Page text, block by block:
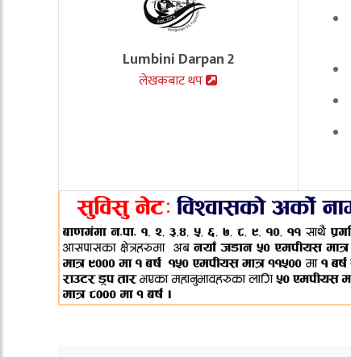
Lumbini Darpan 2
लेखकबाट थप